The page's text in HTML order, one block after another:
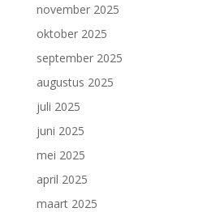
november 2025
oktober 2025
september 2025
augustus 2025
juli 2025
juni 2025
mei 2025
april 2025
maart 2025